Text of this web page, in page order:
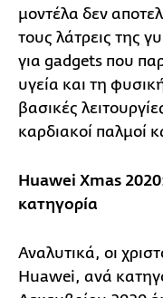
μοντέλα δεν
τους λάτρεις της
για gadgets που
υγεία και τη
βασικές
καρδιακοί παλμοί
Huawei Xmas
κατηγορία
Αναλυτικά, οι
Huawei, ανά